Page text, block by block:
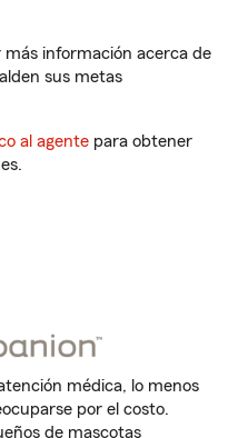
más información acerca de
sus metas
al agente para obtener
médica, lo menos
por el costo.
de mascotas